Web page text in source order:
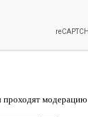
проходят модерацию